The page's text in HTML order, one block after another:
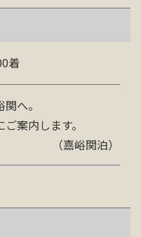
着
へ。
ご案内します。
（嘉峪関泊）